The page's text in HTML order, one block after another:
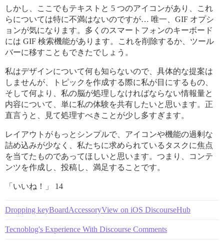
しかし、ここでもテキストと 5 つのアイコンがあり、これ
らについては特に不満はないのですが… 唯一、GIF オプシ
ョンが気になります。多くのスマートフォンのキーボード
には GIF 検索機能があります。これを削除するか、ツール
バーに移すこともできたでしょう。
私はデザインについて何も知らないので、具体的な提案は
しませんが、トピックを作成する際に私が目にするもの、
そして何より、私の脳が処理しなければならない情報量と
内容について、単に私の体験を共有したいと思います。正
直言うと、見て処理すべきことが少し多すぎます。
レイアウトがもっとシンプルで、アイコンや機能の過剰な
詰め込みが少なく、私たちに求められているタスクに焦点
を当てたものであってほしいと思います。つまり、コンテ
ンツを作成し、投稿し、満足することです。
「いいね！」 14
Dropping keyBoardAccessoryView on iOS DiscourseHub
Tecnoblog's Experience With Discourse Comments